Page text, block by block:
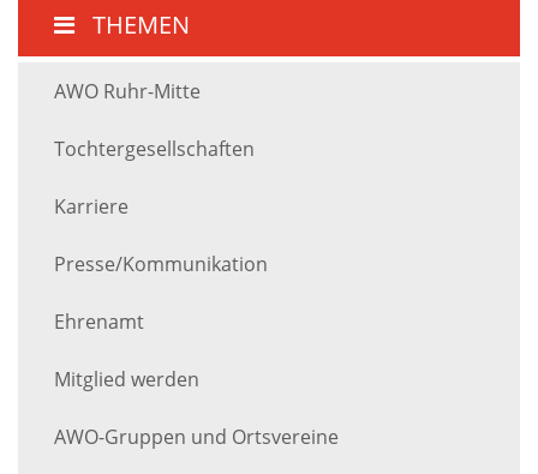
THEMEN
AWO Ruhr-Mitte
Tochtergesellschaften
Karriere
Presse/Kommunikation
Ehrenamt
Mitglied werden
AWO-Gruppen und Ortsvereine